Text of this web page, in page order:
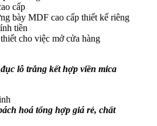
cấp
bày MDF cao cấp thiết kế riêng
tiền
cho việc mở cửa hàng
lỗ trắng kết hợp viền mica
hoá tổng hợp giá rẻ, chất